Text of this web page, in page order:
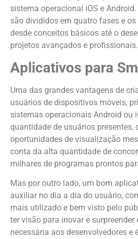
sistema operacional iOS e
são divididos em quatro fases e
desde conceitos básicos até o
projetos avançados e profissionais.
Aplicativos para
Uma das grandes vantagens de
usuários de dispositivos móveis,
sistemas operacionais Android ou
quantidade de usuários presentes,
oportunidades de visualização
conta da alta quantidade de
milhares de programas prontos
Mas por outro lado, um bom
auxiliar no dia a dia do usuário,
mais utilizado e bem visto pelo
ter visão para inovar e surpreender
necessária aos desenvolvedores e